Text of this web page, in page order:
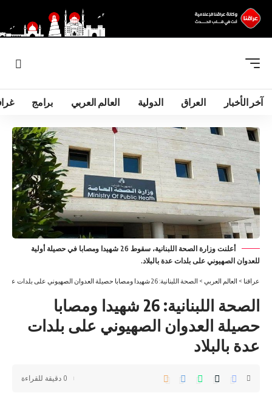
آخر الأخبار العراق الدولية العالم العربي برامج
أعلنت وزارة الصحة اللبنانية، سقوط 26 شهيدا ومصابا في حصيلة أولية
للعدوان الصهيوني على بلدات عدة بالبلاد.
عراقنا > العالم العربي > الصحة اللبنانية: 26 شهيدا ومصابا حصيلة العدوان الصهيوني على بلدات عدة بالبلاد
الصحة اللبنانية: 26 شهيدا ومصابا
حصيلة العدوان الصهيوني على بلدات
عدة بالبلاد
0 دقيقة للقراءة